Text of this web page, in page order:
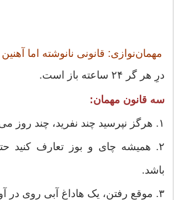
مهمان‌نوازی: قانونی نانوشته اما آهنین
درِ هر گر ۲۴ ساعته باز است.
سه قانون مهمان:
۱. هرگز نپرسید چند نفرید، چند روز می‌مانید.
۲. همیشه چای و بوز تعارف کنید
باشد.
۳. موقع رفتن، یک هاداغ آبی روی در آویزان کنید.